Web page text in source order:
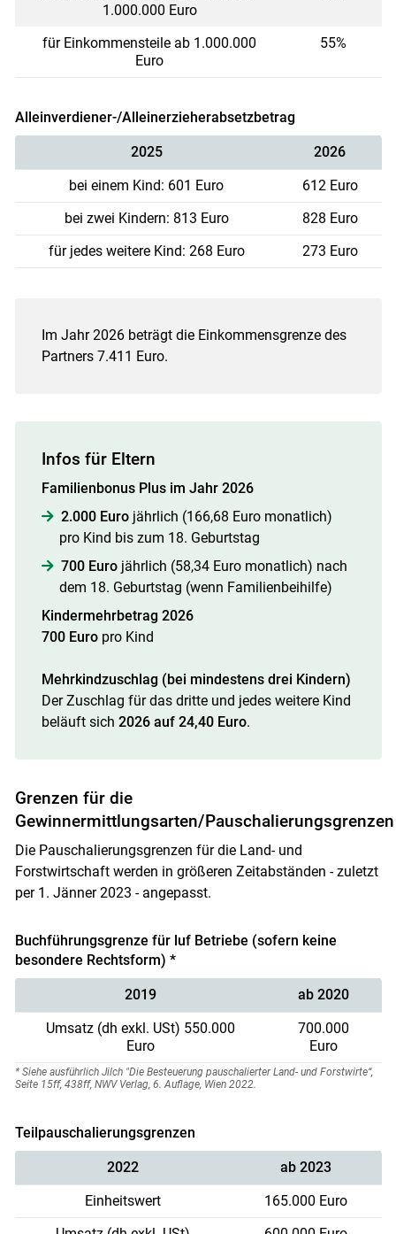
Skip to main content
1.000.000 Euro
für Einkommensteile ab 1.000.000
Euro
55%
Alleinverdiener-/Alleinerzieherabsetzbetrag
2025
2026
bei einem Kind: 601 Euro
612 Euro
bei zwei Kindern: 813 Euro
828 Euro
für jedes weitere Kind: 268 Euro
273 Euro
Im Jahr 2026 beträgt die Einkommensgrenze des
Partners 7.411 Euro.
Infos für Eltern
Familienbonus Plus im Jahr 2026
2.000 Eurojährlich (166,68 Euro monatlich)
pro Kind bis zum 18. Geburtstag
700 Eurojährlich (58,34 Euro monatlich) nach
dem 18. Geburtstag (wenn Familienbeihilfe)
Kindermehrbetrag 2026
700 Europro Kind
Mehrkindzuschlag (bei mindestens drei Kindern)
Der Zuschlag für das dritte und jedes weitere Kind
beläuft sich 2026 auf 24,40 Euro.
Grenzen für die
Gewinnermittlungsarten/Pauschalierungsgrenzen
Die Pauschalierungsgrenzen für die Land- und
Forstwirtschaft werden in größeren Zeitabständen - zuletzt
per 1. Jänner 2023 - angepasst.
Buchführungsgrenze für luf Betriebe (sofern keine
besondere Rechtsform) *
2019
ab 2020
Umsatz (dh exkl. USt) 550.000
Euro
700.000
Euro
* Siehe ausführlich Jilch "Die Besteuerung pauschalierter Land- und Forstwirte“,
Seite 15ff, 438ff, NWV Verlag, 6. Auflage, Wien 2022.
Teilpauschalierungsgrenzen
2022
ab 2023
Einheitswert
165.000 Euro